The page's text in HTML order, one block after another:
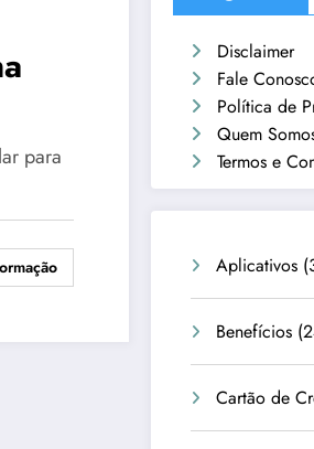
para
Disclaimer
Fale
Política de
Quem
Termos e
Aplicativos
Benefícios
Cartão de